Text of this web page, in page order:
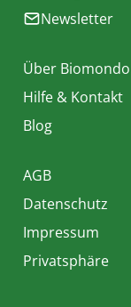
Newsletter
Über Biomondo
Hilfe & Kontakt
Blog
AGB
Datenschutz
Impressum
Privatsphäre